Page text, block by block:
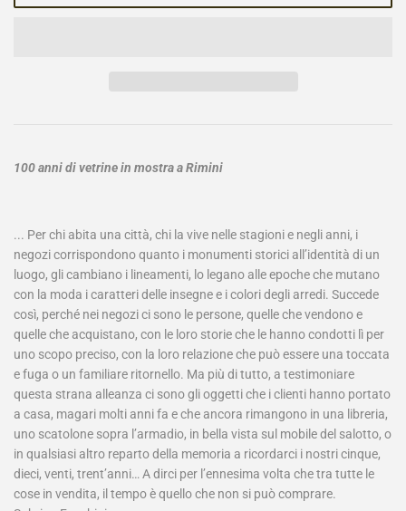
100 anni di vetrine in mostra a Rimini
... Per chi abita una città, chi la vive nelle stagioni e negli anni, i
negozi corrispondono quanto i monumenti storici all’identità di un
luogo, gli cambiano i lineamenti, lo legano alle epoche che mutano
con la moda i caratteri delle insegne e i colori degli arredi. Succede
così, perché nei negozi ci sono le persone, quelle che vendono e
quelle che acquistano, con le loro storie che le hanno condotti lì per
uno scopo preciso, con la loro relazione che può essere una toccata
e fuga o un familiare ritornello. Ma più di tutto, a testimoniare
questa strana alleanza ci sono gli oggetti che i clienti hanno portato
a casa, magari molti anni fa e che ancora rimangono in una libreria,
uno scatolone sopra l’armadio, in bella vista sul mobile del salotto, o
in qualsiasi altro reparto della memoria a ricordarci i nostri cinque,
dieci, venti, trent’anni… A dirci per l’ennesima volta che tra tutte le
cose in vendita, il tempo è quello che non si può comprare.